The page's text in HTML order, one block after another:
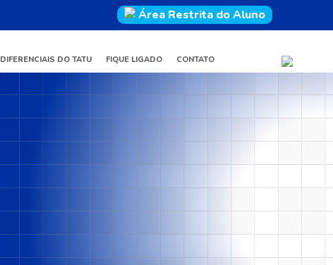
Área Restrita do Aluno
DIFERENCIAIS DO TATU FIQUE LIGADO CONTATO